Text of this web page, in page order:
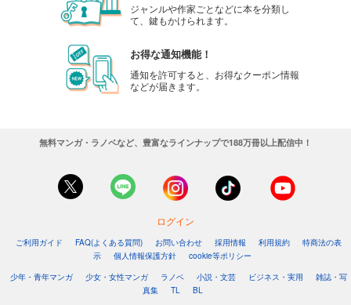
ジャンルや作家ごとなどに本を分類し
て、鍵もかけられます。
お得な通知機能！
通知を許可すると、お得なクーポン情報
などが届きます。
無料マンガ・ラノベなど、豊富なラインナップで188万冊以上配信中！
ログイン
ご利用ガイド FAQ(よくある質問) お問い合わせ 採用情報 利用規約
特商法の表
示
個人情報保護方針
cookie等ポリシー
少年・青年マンガ
少女・女性マンガ ラノベ 小説・文芸 ビジネス・実用
雑誌・写
真集
TL BL